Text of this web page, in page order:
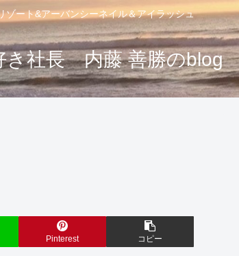
ゾート&アーバンシーネイル＆アイラッシュ
き社長 内藤 善勝のblog
Pinterest コピー